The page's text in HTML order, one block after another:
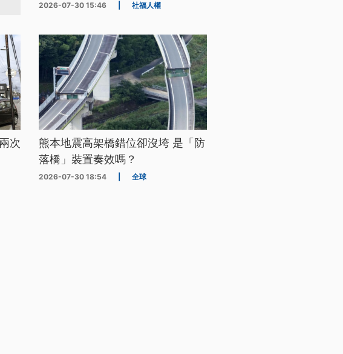
2026-07-30 15:46 社福人權
次
熊本地震高架橋錯位卻沒垮 是「防
落橋」裝置奏效嗎？
2026-07-30 18:54 全球